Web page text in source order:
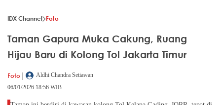
IDX Channel Foto
Taman Gapura Muka Cakung, Ruang
Hijau Baru di Kolong Tol Jakarta Timur
Foto |
Aldhi Chandra Setiawan
06/01/2026 18:56 WIB